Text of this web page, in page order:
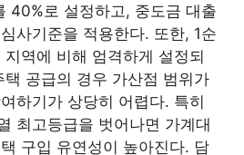
40%로 설정하고, 중도금 대출
사기준을 적용한다. 또한, 1순
역에 비해 엄격하게 설정되
공급의 경우 가산점 범위가
하기가 상당히 어렵다. 특히
최고등급을 벗어나면 가계대
구입 유연성이 높아진다. 담